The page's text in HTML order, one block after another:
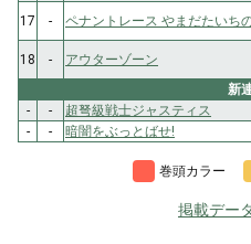
17
- ペナントレース やまだたいち
18
- アウターゾーン
新
-
- 超弩級戦士ジャスティス
-
- 暗闇をぶっとばせ!
巻頭カラー
掲載デー